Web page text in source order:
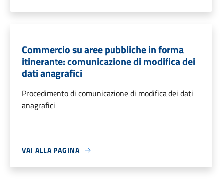
Commercio su aree pubbliche in forma
itinerante: comunicazione di modifica dei
dati anagrafici
Procedimento di comunicazione di modifica dei dati
anagrafici
VAI ALLA PAGINA